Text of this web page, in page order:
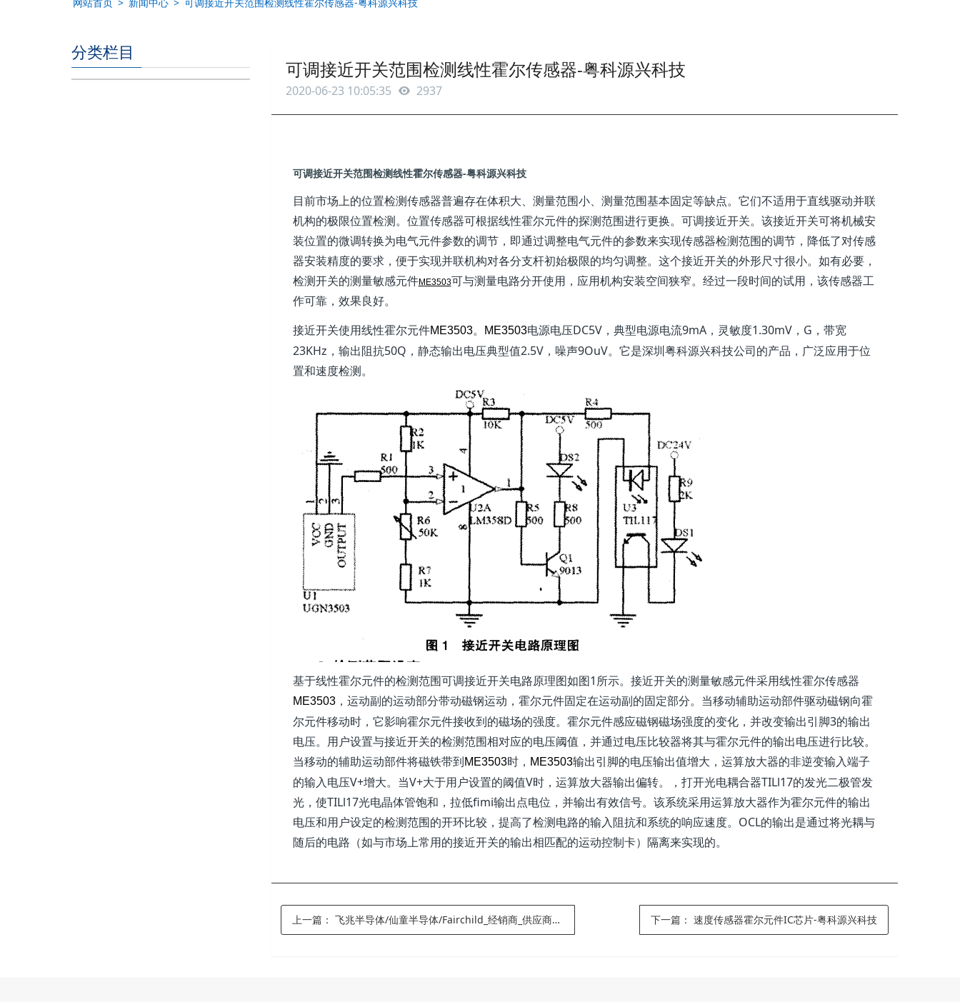
分类栏目
可调接近开关范围检测线性霍尔传感器-粤科源兴科技
2020-06-23 10:05:35 2937
可调接近开关范围检测线性霍尔传感器-粤科源兴科技
目前市场上的位置检测传感器普遍存在体积大、测量范围小、测量范围基本固定等缺点。它们不适用于直线驱动并联
机构的极限位置检测。位置传感器可根据线性霍尔元件的探测范围进行更换。可调接近开关。该接近开关可将机械安
装位置的微调转换为电气元件参数的调节，即通过调整电气元件的参数来实现传感器检测范围的调节，降低了对传感
器安装精度的要求，便于实现并联机构对各分支杆初始极限的均匀调整。这个接近开关的外形尺寸很小。如有必要，
检测开关的测量敏感元件ME3503可与测量电路分开使用，应用机构安装空间狭窄。经过一段时间的试用，该传感器工
作可靠，效果良好。
接近开关使用线性霍尔元件ME3503。 ME3503电源电压DC5V，典型电源电流9mA，灵敏度1.30mV，G，带宽
23KHz，输出阻抗50Q，静态输出电压典型值2.5V，噪声9OuV。它是深圳粤科源兴科技公司的产品，广泛应用于位
置和速度检测。
基于线性霍尔元件的检测范围可调接近开关电路原理图如图1所示。接近开关的测量敏感元件采用线性霍尔传感器
ME3503，运动副的运动部分带动磁钢运动，霍尔元件固定在运动副的固定部分。当移动辅助运动部件驱动磁钢向霍
尔元件移动时，它影响霍尔元件接收到的磁场的强度。霍尔元件感应磁钢磁场强度的变化，并改变输出引脚3的输出
电压。用户设置与接近开关的检测范围相对应的电压阈值，并通过电压比较器将其与霍尔元件的输出电压进行比较。
当移动的辅助运动部件将磁铁带到ME3503时， ME3503输出引脚的电压输出值增大，运算放大器的非逆变输入端子
的输入电压V+增大。当V+大于用户设置的阈值V时，运算放大器输出偏转。，打开光电耦合器TILl17的发光二极管发
光，使TILl17光电晶体管饱和，拉低fimi输出点电位，并输出有效信号。该系统采用运算放大器作为霍尔元件的输出
电压和用户设定的检测范围的开环比较，提高了检测电路的输入阻抗和系统的响应速度。OCL的输出是通过将光耦与
随后的电路（如与市场上常用的接近开关的输出相匹配的运动控制卡）隔离来实现的。
上一篇： 飞兆半导体/仙童半导体/Fairchild_经销商_供应商_品牌代理商 下一篇： 速度传感器霍尔元件IC芯片-粤科源兴科技